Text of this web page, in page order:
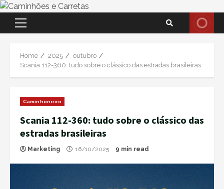
Primary
Home 2025
outubro
Scania 112-360: tudo sobre o clássico das estradas brasileiras
Caminhoneiro
Scania 112-360: tudo sobre o clássico das
estradas brasileiras
Marketing 16/10/2025 9 min read